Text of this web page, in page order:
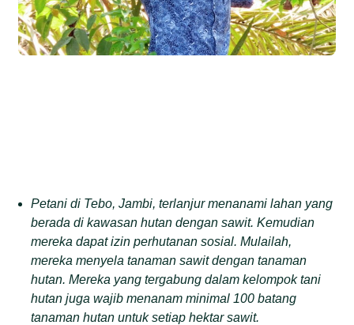
Petani di Tebo, Jambi, terlanjur menanami lahan yang
berada di kawasan hutan dengan sawit. Kemudian
mereka dapat izin perhutanan sosial. Mulailah,
mereka menyela tanaman sawit dengan tanaman
hutan. Mereka yang tergabung dalam kelompok tani
hutan juga wajib menanam minimal 100 batang
tanaman hutan untuk setiap hektar sawit.